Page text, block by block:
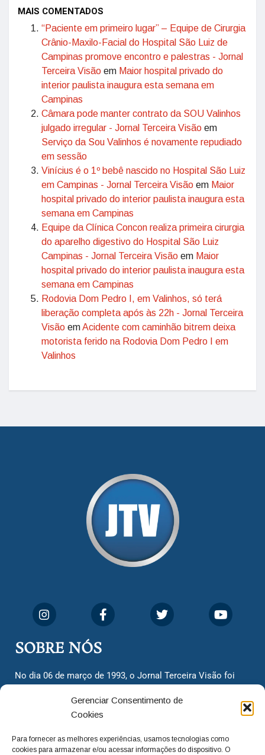
Gerenciar Consentimento de
Cookies
Para fornecer as melhores experiências, usamos tecnologias como
cookies para armazenar e/ou acessar informações do dispositivo. O
MAIS COMENTADOS
“Paciente em primeiro lugar” – Equipe de Cirurgia
Crânio-Maxilo-Facial do Hospital São Luiz de
Campinas promove encontro e palestras - Jornal
Terceira Visão em Maior hospital privado do
interior paulista inaugura esta semana em
Campinas
Câmara pode manter contrato da SOU Valinhos
julgado irregular - Jornal Terceira Visão em
Serviço da Sou Valinhos é novamente repudiado
em sessão
Vinícius é o 1º bebê nascido no Hospital São Luiz
em Campinas - Jornal Terceira Visão em Maior
hospital privado do interior paulista inaugura esta
semana em Campinas
Equipe da Clínica Concon realiza primeira cirurgia
do aparelho digestivo do Hospital São Luiz
Campinas - Jornal Terceira Visão em Maior
hospital privado do interior paulista inaugura esta
semana em Campinas
Rodovia Dom Pedro I, em Valinhos, só terá
liberação completa após às 22h - Jornal Terceira
Visão emAcidente com caminhão bitrem deixa
motorista ferido na Rodovia Dom Pedro I em
Valinhos
SOBRE NÓS
No dia 06 de março de 1993, o Jornal Terceira Visão foi
cidadãos valinhenses, já que naquela época só existiam
dois jornais. Há mais de 30 anos, o jornal continua
com o foco de trazer as melhores notícias. Nunca